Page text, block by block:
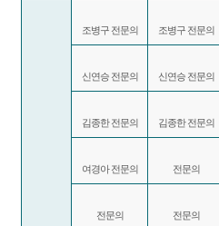
조병구 전문의
신연승 전문의
김종한 전문의
여경아 전문의
전문의
조병구 전문의
신연승 전문의
김종한 전문의
전문의
전문의